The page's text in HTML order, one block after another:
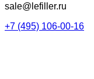
sale@lefiller.ru
+7 (495) 106-00-16